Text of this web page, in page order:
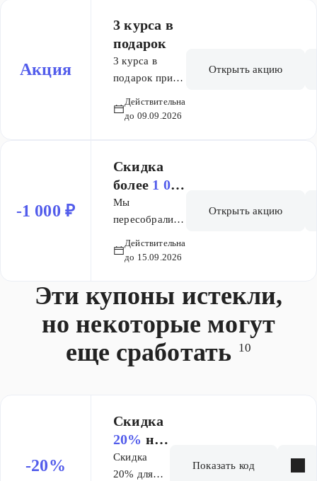
бесплатно
онлайн школе
Акция
3 курса в
подарок
3 курса в
подарок при
полного курса
пользователей.
Действует на 1
покупку.
Суммируется
акциями.
Действует на
Основы Без
скидки.
Действительна
до 09.09.2026
Открыть акцию
-1 000 ₽
Скидка
более 1 000
₽
Мы
пересобрали
Основу! Новые
предмет 3 912
₽ — при
оплате всего
курса + 3
подготовке по
2+ предметам
Действительна
до 15.09.2026
Открыть акцию
Эти купоны истекли,
но некоторые могут
еще сработать
10
-20%
Скидка
20% на
заказ
Скидка
20% для
Показать код